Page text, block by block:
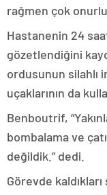
rağmen çok onurlu
Hastanenin 24
gözetlendiğini
ordusunun silahlı
uçaklarının da
Benboutrif,
bombalama ve
değildik.” dedi.
Görevde